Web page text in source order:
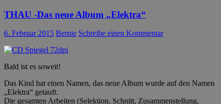
THAU -Das neue Album „Elektra“
6. Februar 2015 Bernie Schreibe einen Kommentar
Bald ist es soweit!
Das Kind hat einen Namen, das neue Album wurde auf den Namen
„Elektra“ getauft.
Die gesamten Arbeiten (Selektion, Schnitt, Zusammenstellung,